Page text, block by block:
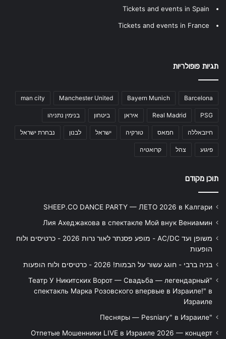
Tickets and events in Spain
Tickets and events in France
תגיות פופולריות
Barcelona
Bayern Munich
Manchester United
man city
PSG
Real Madrid איראן ביטחון בנימין נתניהו
חיזבאללה חמאס טורקיה ישראל לבנון נבחרת ישראל
פיגוע צהל קרואטיה
תוכן מקודם
SHEEP.CO DANCE PARTY — ЛЕТО 2026 в Калгари
Лия Ахеджакова в спектакле Мой внук Вениамин
משופן ועד AC/DC - מופע פסנתר לאור נרות 2026 - כרטיסים ולוח
הופעות
בניה ברבי - חוגג עשור על הבמות! 2026 - כרטיסים ולוח הופעות
"Театр У Никитских Ворот — Свадьба — легендарный
спектакль Марка Розовского впервые в Израиле!" в
Израиле
"Песняры — Pesniary" в Израиле
Отпетые Мошенники LIVE в Израиле 2026 — концерт